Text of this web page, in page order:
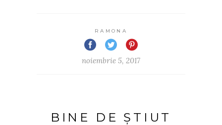
RAMONA
noiembrie 5, 2017
BINE DE ȘTIUT